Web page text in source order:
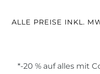
ALLE PREISE INKL.
*-20 % auf alles mit